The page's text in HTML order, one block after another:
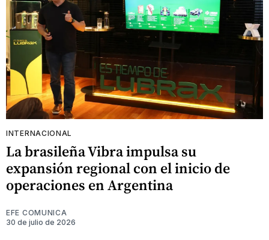
INTERNACIONAL
La brasileña Vibra impulsa su
expansión regional con el inicio de
operaciones en Argentina
EFE COMUNICA
30 de julio de 2026